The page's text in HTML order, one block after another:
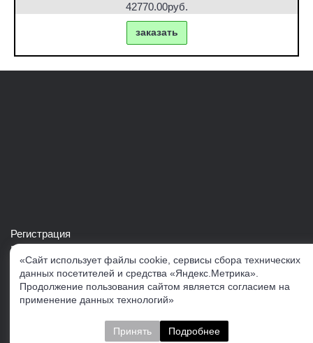
42770.00руб.
заказать
Регистрация
Войти в свой аккаунт
Скачать каталог продукции VERTUL
Следите за нами
«Сайт использует файлы cookie, сервисы сбора технических
данных посетителей и средства «Яндекс.Метрика».
Продолжение пользования сайтом является согласием на
применение данных технологий»
Принять Подробнее